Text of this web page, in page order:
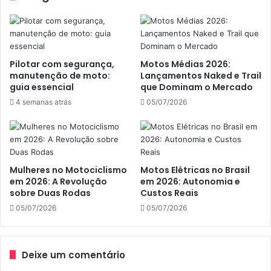
sólido legado para o esporte nacional”, continua.
Equipes oficiaisda Honda
Racing
A Honda Racing Brasil trouxe novidades para todos os
times oficiais na temporada 2024. No Motocross, depois
de virar a sensação das etapas finais do Campeonato
Brasileiro 2023, nas quais conquistou vitórias como piloto
convidado, o francês Stephen Rubini voltou para ficar. Ele
é tricampeão francês e está de olho no primeiro título
brasileiro da carreira, pela MX1.
O equatoriano Jetro Salazar segue na equipe e busca o
paulista Gustavo Pessoa volta a defender a Honda Racing,
Pilotar com segurança,
manutenção de moto:
guia essencial
4 semanas atrás
Motos Médias 2026:
Lançamentos Naked e Trail
que Dominam o Mercado
05/07/2026
Mulheres no Motociclismo
em 2026: A Revolução
sobre Duas Rodas
05/07/2026
Motos Elétricas no Brasil
em 2026: Autonomia e
Custos Reais
05/07/2026
Deixe um comentário